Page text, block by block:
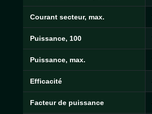
Courant secteur, max.
Puissance, 100
Puissance, max.
Efficacité
Facteur de puissance